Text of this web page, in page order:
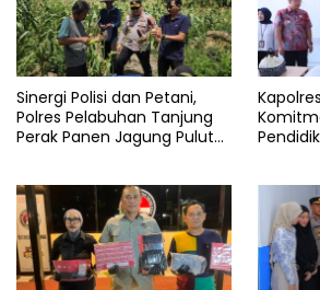
Sinergi Polisi dan Petani,
Polres Pelabuhan Tanjung
Perak Panen Jagung Pulut